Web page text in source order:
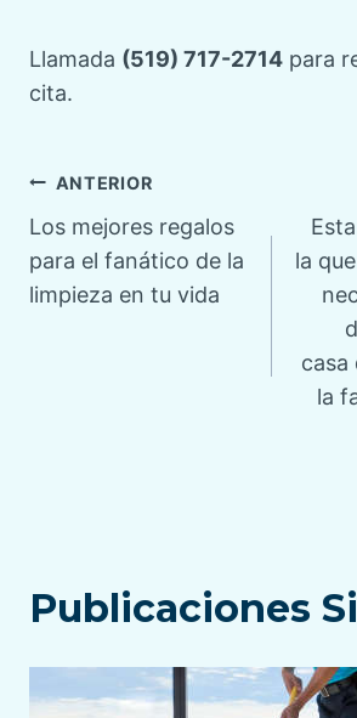
Llamada (519) 717-2714 para
cita.
Navegación
de
entradas
ANTERIOR
Los mejores regalos
para el fanático de la
limpieza en tu vida
la
casa
la
Publicaciones